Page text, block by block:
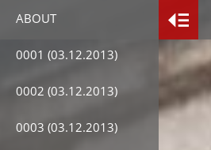
ABOUT
0001 (03.12.2013)
0002 (03.12.2013)
0003 (03.12.2013)